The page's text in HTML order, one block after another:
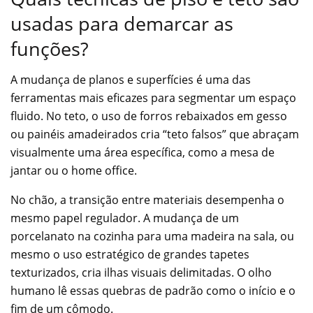
usadas para demarcar as
funções?
A mudança de planos e superfícies é uma das
ferramentas mais eficazes para segmentar um espaço
fluido. No teto, o uso de forros rebaixados em gesso
ou painéis amadeirados cria “teto falsos” que abraçam
visualmente uma área específica, como a mesa de
jantar ou o home office.
No chão, a transição entre materiais desempenha o
mesmo papel regulador. A mudança de um
porcelanato na cozinha para uma madeira na sala, ou
mesmo o uso estratégico de grandes tapetes
texturizados, cria ilhas visuais delimitadas. O olho
humano lê essas quebras de padrão como o início e o
fim de um cômodo.